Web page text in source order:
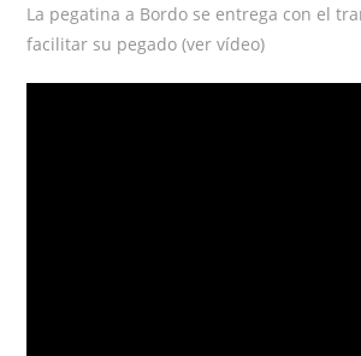
La pegatina a Bordo se entrega con el
facilitar su pegado (ver vídeo)